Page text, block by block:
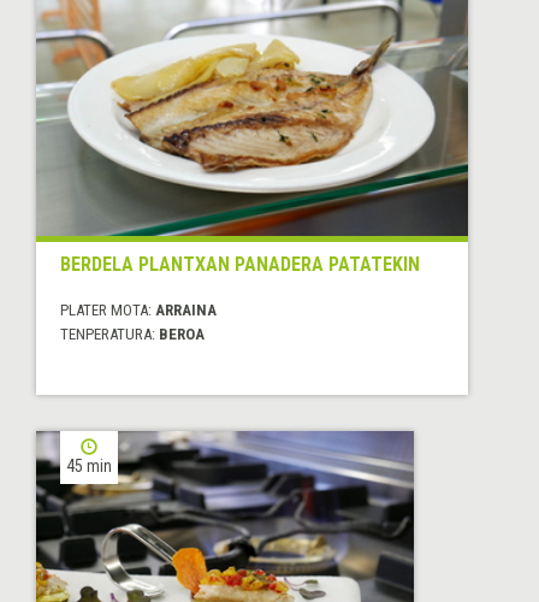
BERDELA PLANTXAN PANADERA PATATEKIN
PLATER MOTA: ARRAINA
TENPERATURA: BEROA
45 min